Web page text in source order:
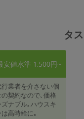
タ
安値水準 1,500円~
業者を介さない個
の契約なので､価格
ナブル｡ハウスキ
高時給に｡